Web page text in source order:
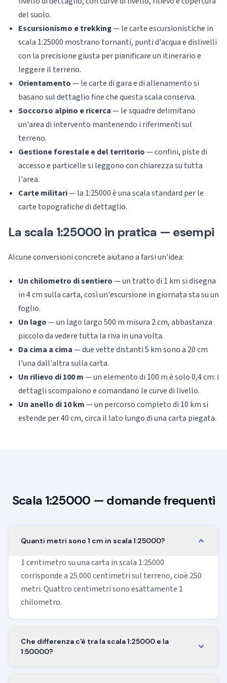
del suolo.
Escursionismo e trekking— le carte escursionistiche in
scala 1:25000 mostrano tornanti, punti d'acqua e dislivelli
con la precisione giusta per pianificare un itinerario e
leggere il terreno.
Orientamento— le carte di gara e di allenamento si
basano sul dettaglio fine che questa scala conserva.
Soccorso alpino e ricerca— le squadre delimitano
un'area di intervento mantenendo i riferimenti sul
terreno.
Gestione forestale e del territorio— confini, piste di
accesso e particelle si leggono con chiarezza su tutta
l'area.
Carte militari— la 1:25000 è una scala standard per le
carte topografiche di dettaglio.
La scala 1:25000 in pratica — esempi
Alcune conversioni concrete aiutano a farsi un'idea:
Un chilometro di sentiero— un tratto di 1 km si disegna
in 4 cm sulla carta, così un'escursione in giornata sta su un
foglio.
Un lago— un lago largo 500 m misura 2 cm, abbastanza
piccolo da vedere tutta la riva in una volta.
Da cima a cima— due vette distanti 5 km sono a 20 cm
l'una dall'altra sulla carta.
Un rilievo di 100 m— un elemento di 100 m è solo 0,4 cm: i
dettagli scompaiono e comandano le curve di livello.
Un anello di 10 km— un percorso completo di 10 km si
estende per 40 cm, circa il lato lungo di una carta piegata.
Scala 1:25000 — domande frequenti
Quanti metri sono 1 cm in scala 1:25000?
1 centimetro su una carta in scala 1:25000
corrisponde a 25.000 centimetri sul terreno, cioè 250
metri. Quattro centimetri sono esattamente 1
chilometro.
Che differenza c'è tra la scala 1:25000 e la
1:50000?